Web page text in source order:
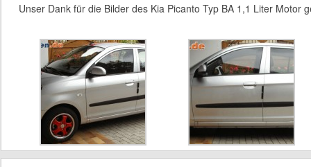
Unser Dank für die Bilder des Kia Picanto Typ BA 1,1 Liter Motor